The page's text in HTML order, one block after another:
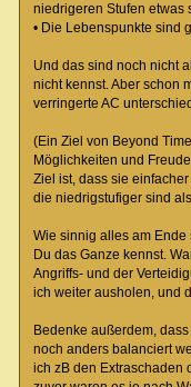
niedrigeren Stufen etwas
• Die Lebenspunkte sind
Und das sind noch nicht
nicht kennst. Aber schon
verringerte AC
(Ein Ziel von Beyond
Möglichkeiten und
Ziel ist, dass sie
die niedrigstufiger sind
Wie sinnig alles am
Du das Ganze kennst.
Angriffs- und der
ich weiter ausholen, und
Bedenke außerdem,
noch anders balanciert
ich zB den Extraschaden